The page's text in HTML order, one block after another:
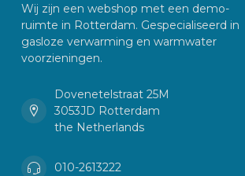
Wij zijn een webshop met een demo-
ruimte in Rotterdam. Gespecialiseerd in
gasloze verwarming en warmwater
voorzieningen.
Dovenetelstraat 25M
3053JD Rotterdam
the Netherlands
010-2613222